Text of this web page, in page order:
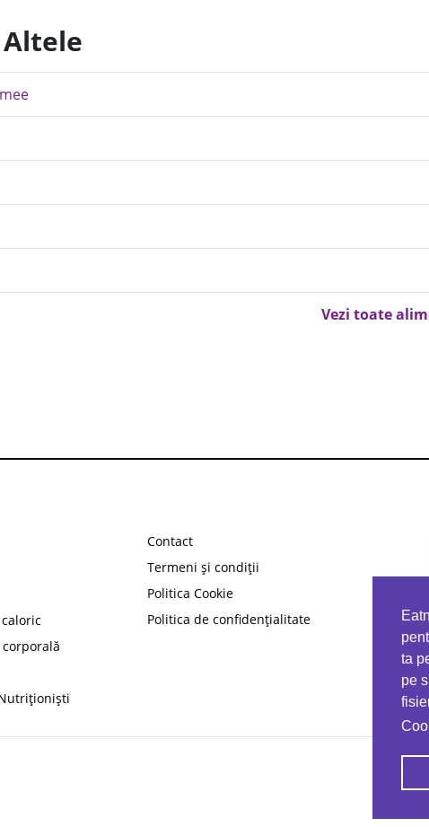
ta
pe
Vezi toate
Contact
Termeni și condiții
Politica Cookie
Politica de confidențialitate
PROTO41
reducere la orice comandă
EATNTRACK